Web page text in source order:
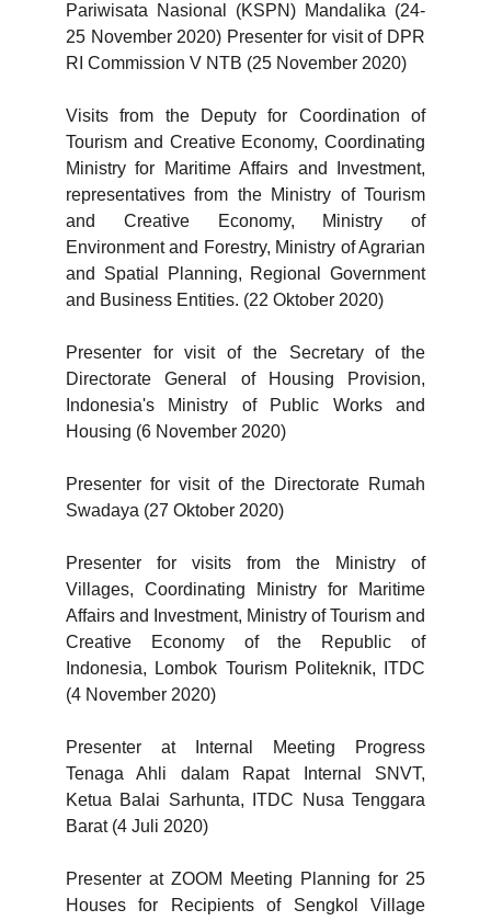
Pariwisata Nasional (KSPN) Mandalika (24-
25 November 2020) Presenter for visit of DPR
RI Commission V NTB (25 November 2020)
Visits from the Deputy for Coordination of
Tourism and Creative Economy, Coordinating
Ministry for Maritime Affairs and Investment,
representatives from the Ministry of Tourism
and Creative Economy, Ministry of
Environment and Forestry, Ministry of Agrarian
and Spatial Planning, Regional Government
and Business Entities. (22 Oktober 2020)
Presenter for visit of the Secretary of the
Directorate General of Housing Provision,
Indonesia's Ministry of Public Works and
Housing (6 November 2020)
Presenter for visit of the Directorate Rumah
Swadaya (27 Oktober 2020)
Presenter for visits from the Ministry of
Villages, Coordinating Ministry for Maritime
Affairs and Investment, Ministry of Tourism and
Creative Economy of the Republic of
Indonesia, Lombok Tourism Politeknik, ITDC
(4 November 2020)
Presenter at Internal Meeting Progress
Tenaga Ahli dalam Rapat Internal SNVT,
Ketua Balai Sarhunta, ITDC Nusa Tenggara
Barat (4 Juli 2020)
Presenter at ZOOM Meeting Planning for 25
Houses for Recipients of Sengkol Village